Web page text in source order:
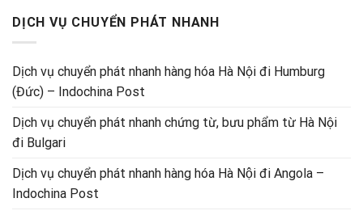
DỊCH VỤ CHUYỂN PHÁT NHANH
Dịch vụ chuyển phát nhanh hàng hóa Hà Nội đi Humburg
(Đức) – Indochina Post
Dịch vụ chuyển phát nhanh chứng từ, bưu phẩm từ Hà Nội
đi Bulgari
Dịch vụ chuyển phát nhanh hàng hóa Hà Nội đi Angola –
Indochina Post